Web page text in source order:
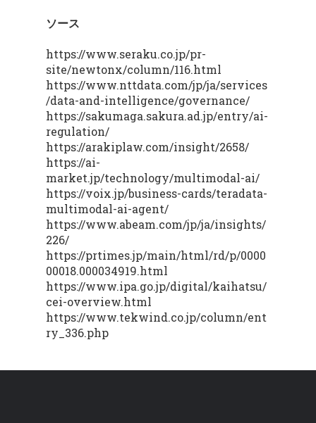
ソース
https://www.seraku.co.jp/pr-
site/newtonx/column/116.html
https://www.nttdata.com/jp/ja/services
/data-and-intelligence/governance/
https://sakumaga.sakura.ad.jp/entry/ai-
regulation/
https://arakiplaw.com/insight/2658/
https://ai-
market.jp/technology/multimodal-ai/
https://voix.jp/business-cards/teradata-
multimodal-ai-agent/
https://www.abeam.com/jp/ja/insights/
226/
https://prtimes.jp/main/html/rd/p/0000
00018.000034919.html
https://www.ipa.go.jp/digital/kaihatsu/
cei-overview.html
https://www.tekwind.co.jp/column/ent
ry_336.php